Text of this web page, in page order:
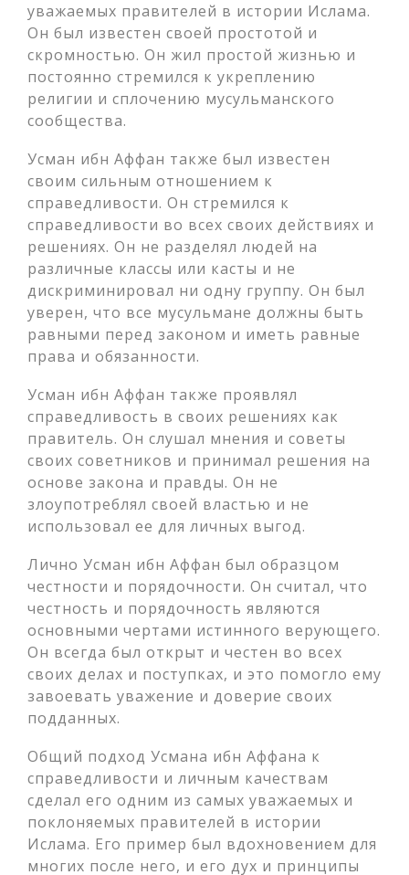
уважаемых правителей в истории Ислама.
Он был известен своей простотой и
скромностью. Он жил простой жизнью и
постоянно стремился к укреплению
религии и сплочению мусульманского
сообщества.
Усман ибн Аффан также был известен
своим сильным отношением к
справедливости. Он стремился к
справедливости во всех своих действиях и
решениях. Он не разделял людей на
различные классы или касты и не
дискриминировал ни одну группу. Он был
уверен, что все мусульмане должны быть
равными перед законом и иметь равные
права и обязанности.
Усман ибн Аффан также проявлял
справедливость в своих решениях как
правитель. Он слушал мнения и советы
своих советников и принимал решения на
основе закона и правды. Он не
злоупотреблял своей властью и не
использовал ее для личных выгод.
Лично Усман ибн Аффан был образцом
честности и порядочности. Он считал, что
честность и порядочность являются
основными чертами истинного верующего.
Он всегда был открыт и честен во всех
своих делах и поступках, и это помогло ему
завоевать уважение и доверие своих
подданных.
Общий подход Усмана ибн Аффана к
справедливости и личным качествам
сделал его одним из самых уважаемых и
поклоняемых правителей в истории
Ислама. Его пример был вдохновением для
многих после него, и его дух и принципы